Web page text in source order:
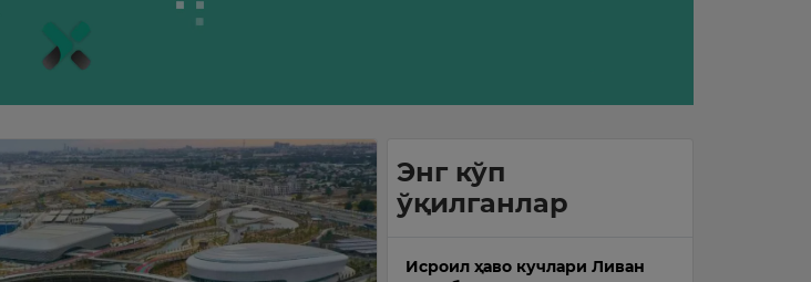
Энг кўп
ўқилганлар
Исроил ҳаво кучлари Ливан